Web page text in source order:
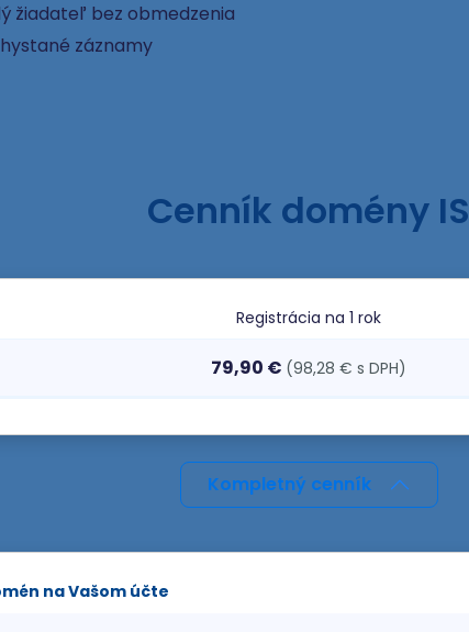
žiadateľ bez obmedzenia
záznamy
Cenník domény IS
Registrácia na 1 rok
79,90 € (98,28 € s DPH)
Kompletný cenník
na Vašom účte